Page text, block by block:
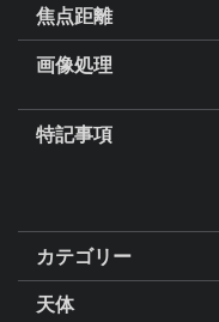
焦点距離
画像処理
特記事項
カテゴリー
天体